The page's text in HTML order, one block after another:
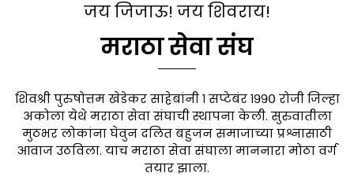
जय जिजाऊ! जय शिवराय!
मराठा सेवा संघ
शिवश्री पुरुषोत्तम खेडेकर साहेबांनी १ सप्टेबंर १९९० रोजी जिल्हा
अकोला येथे मराठा सेवा संघाची स्थापना केली. सुरुवातीला
मुठभर लोकांना घेवुन दलित बहुजन समाजाच्या प्रश्नासाठी
आवाज उठविला. याच मराठा सेवा संघाला माननारा मोठा वर्ग
तयार झाला.